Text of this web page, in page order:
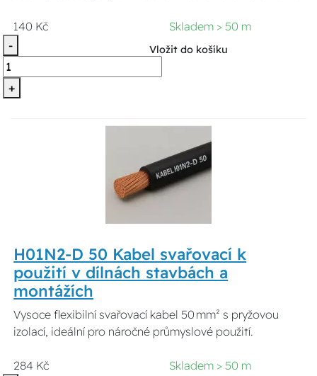
140 Kč
Skladem > 50 m
-
+
Vložit do košíku
H01N2-D 50 Kabel svařovací k
použití v dílnách stavbách a
montážích
Vysoce flexibilní svařovací kabel 50 mm² s pryžovou
izolací, ideální pro náročné průmyslové použití.
284 Kč
Skladem > 50 m